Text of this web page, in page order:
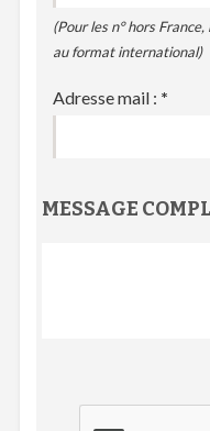
(Pour les n° hors
au format international)
Adresse mail : *
MESSAGE